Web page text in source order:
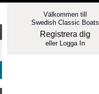
Välkommen till
Swedish Classic Boats
Registrera dig
eller Logga In